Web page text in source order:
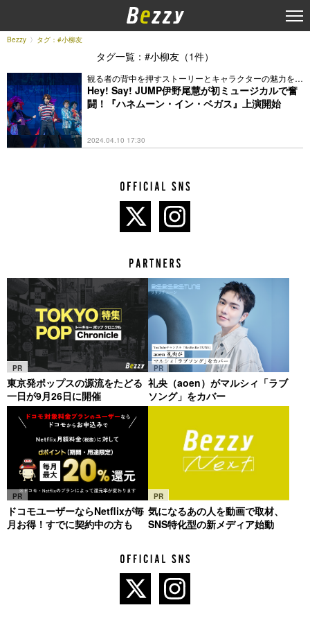
Bezzy タグ：#小柳友
タグ一覧：#小柳友（1件）
観る者の背中を押すストーリーとキャラクターの魅力を解
説
Hey! Say! JUMP伊野尾慧が初ミュージカルで奮
闘！『ハネムーン・イン・ベガス』上演開始
2024.04.10 17:30
PR
東京発ポップスの源流をたどる
一日が9月26日に開催
PR
礼央（aoen）がマルシィ「ラブ
ソング」をカバー
PR
ドコモユーザーならNetflixが毎
月お得！すでに契約中の方も
PR
気になるあの人を動画で取材、
SNS特化型の新メディア始動